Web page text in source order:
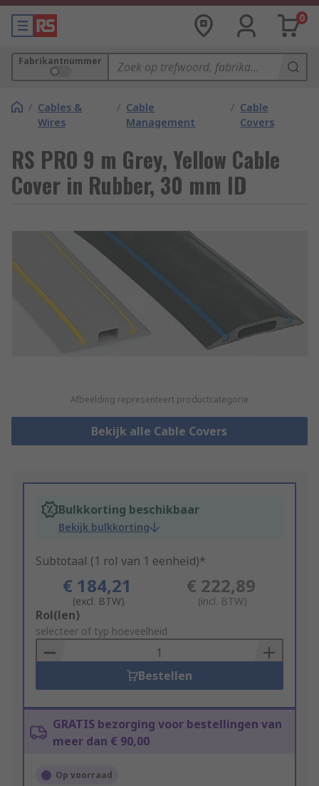
0
Fabrikantnummer
/ Cables &
Wires
/ Cable
Management
/ Cable
Covers
RS PRO 9 m Grey, Yellow Cable
Cover in Rubber, 30 mm ID
Afbeelding representeert productcategorie
Bekijk alle Cable Covers
Bulkkorting beschikbaar
Bekijk bulkkorting
Subtotaal (1 rol van 1 eenheid)*
€ 184,21
(excl. BTW)
€ 222,89
(incl. BTW)
Add
to
Basket
Rol(len)
selecteer of typ hoeveelheid
Bestellen
GRATIS bezorging voor bestellingen van
meer dan € 90,00
Op voorraad